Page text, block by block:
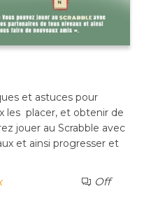
et astuces pour
les placer, et obtenir de
jouer au Scrabble avec
et ainsi progresser et
Off